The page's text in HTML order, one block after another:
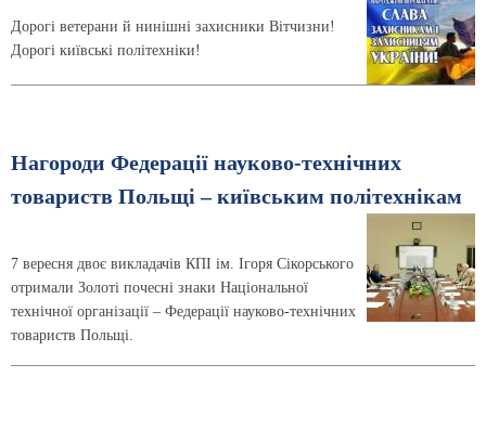
Дорогі ветерани й нинішні захисники Вітчизни!
Дорогі київські політехніки!
Нагороди Федерації науково-технічних
товариств Польщі – київським політехнікам
7 вересня двоє викладачів КПІ ім. Ігоря Сікорського
отримали Золоті почесні знаки Національної
технічної організації – Федерації науково-технічних
товариств Польщі.